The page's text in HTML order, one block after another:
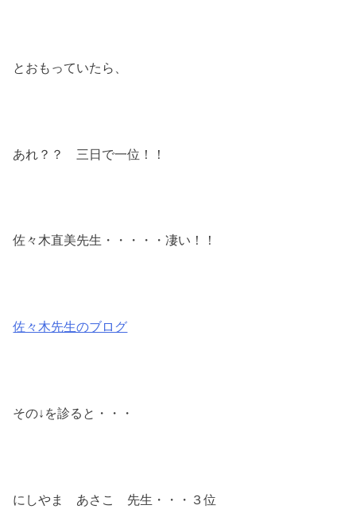
とおもっていたら、
あれ？？ 三日で一位！！
佐々木直美先生・・・・・凄い！！
佐々木先生のブログ
その↓を診ると・・・
にしやま あさこ 先生・・・３位